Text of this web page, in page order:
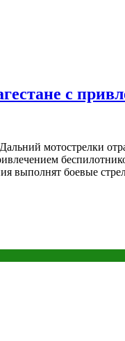
с
мотострелки
выполнят боевые